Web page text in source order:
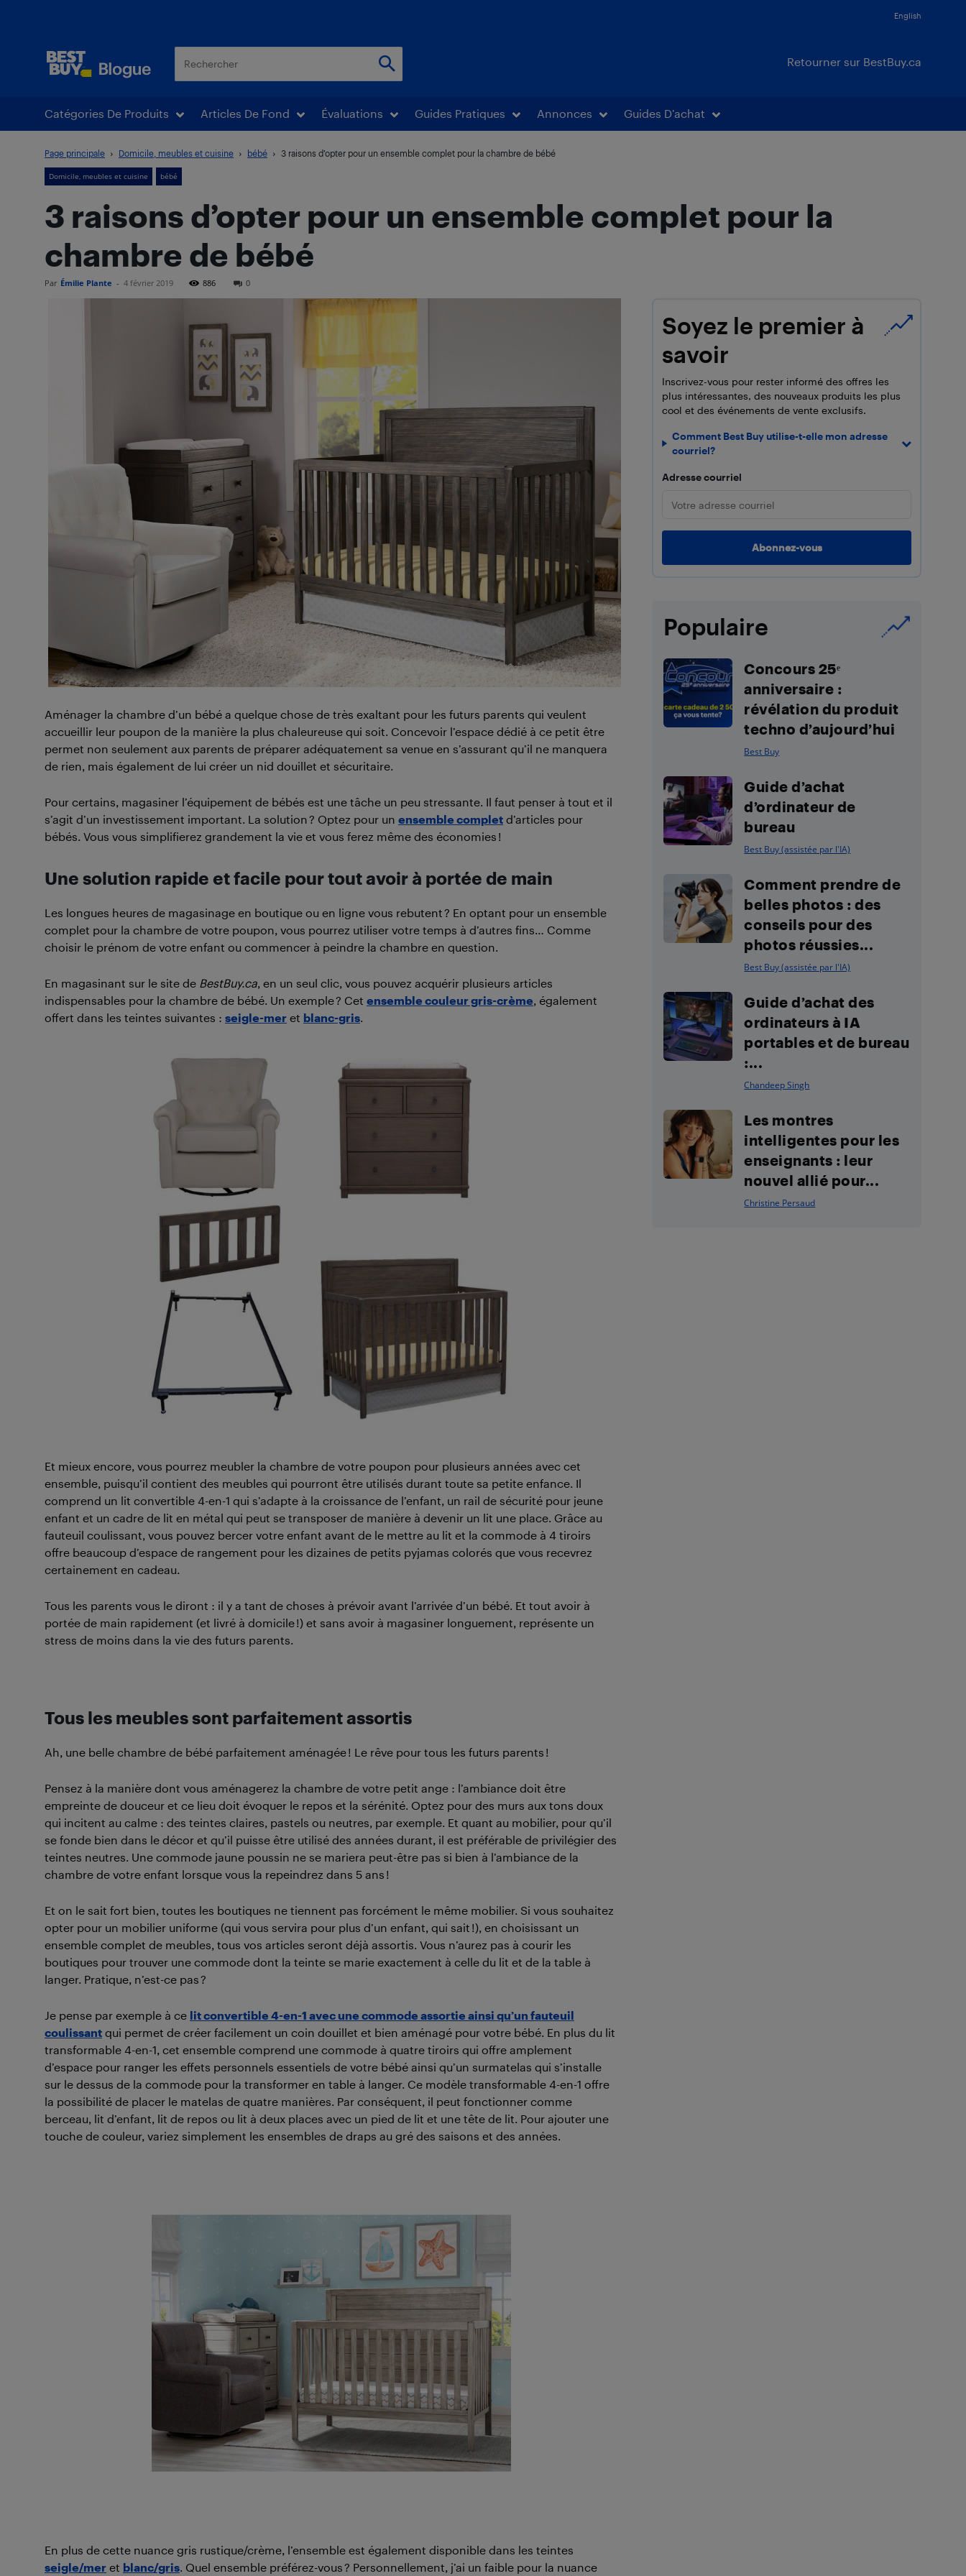
English
Retourner sur BestBuy.ca
Catégories De Produits Articles De Fond Évaluations Guides Pratiques Annonces Guides D’achat
Page principale Domicile, meubles et cuisine bébé 3 raisons d’opter pour un ensemble complet pour la chambre de bébé
Domicile, meubles et cuisine bébé
3 raisons d’opter pour un ensemble complet pour la
chambre de bébé
Par Émilie Plante - 4 février 2019 886 0
Aménager la chambre d’un bébé a quelque chose de très exaltant pour les futurs parents qui veulent
accueillir leur poupon de la manière la plus chaleureuse qui soit. Concevoir l’espace dédié à ce petit être
permet non seulement aux parents de préparer adéquatement sa venue en s’assurant qu’il ne manquera
de rien, mais également de lui créer un nid douillet et sécuritaire.
Pour certains, magasiner l’équipement de bébés est une tâche un peu stressante. Il faut penser à tout et il
s’agit d’un investissement important. La solution ? Optez pour un ensemble complet d’articles pour
bébés. Vous vous simplifierez grandement la vie et vous ferez même des économies !
Une solution rapide et facile pour tout avoir à portée de main
Les longues heures de magasinage en boutique ou en ligne vous rebutent ? En optant pour un ensemble
complet pour la chambre de votre poupon, vous pourrez utiliser votre temps à d’autres fins… Comme
choisir le prénom de votre enfant ou commencer à peindre la chambre en question.
En magasinant sur le site de BestBuy.ca , en un seul clic, vous pouvez acquérir plusieurs articles
indispensables pour la chambre de bébé. Un exemple ? Cet ensemble couleur gris-crème , également
offert dans les teintes suivantes : seigle-mer et blanc-gris
Et mieux encore, vous pourrez meubler la chambre de votre poupon pour plusieurs années avec cet
ensemble, puisqu’il contient des meubles qui pourront être utilisés durant toute sa petite enfance. Il
comprend un lit convertible 4-en-1 qui s’adapte à la croissance de l’enfant, un rail de sécurité pour jeune
enfant et un cadre de lit en métal qui peut se transposer de manière à devenir un lit une place. Grâce au
fauteuil coulissant, vous pouvez bercer votre enfant avant de le mettre au lit et la commode à 4 tiroirs
offre beaucoup d’espace de rangement pour les dizaines de petits pyjamas colorés que vous recevrez
certainement en cadeau.
Tous les parents vous le diront : il y a tant de choses à prévoir avant l’arrivée d’un bébé. Et tout avoir à
portée de main rapidement (et livré à domicile !) et sans avoir à magasiner longuement, représente un
stress de moins dans la vie des futurs parents.
Tous les meubles sont parfaitement assortis
Ah, une belle chambre de bébé parfaitement aménagée ! Le rêve pour tous les futurs parents !
Pensez à la manière dont vous aménagerez la chambre de votre petit ange : l’ambiance doit être
empreinte de douceur et ce lieu doit évoquer le repos et la sérénité. Optez pour des murs aux tons doux
qui incitent au calme : des teintes claires, pastels ou neutres, par exemple. Et quant au mobilier, pour qu’il
se fonde bien dans le décor et qu’il puisse être utilisé des années durant, il est préférable de privilégier des
teintes neutres. Une commode jaune poussin ne se mariera peut-être pas si bien à l’ambiance de la
chambre de votre enfant lorsque vous la repeindrez dans 5 ans !
Et on le sait fort bien, toutes les boutiques ne tiennent pas forcément le même mobilier. Si vous souhaitez
opter pour un mobilier uniforme (qui vous servira pour plus d’un enfant, qui sait !), en choisissant un
ensemble complet de meubles, tous vos articles seront déjà assortis. Vous n’aurez pas à courir les
boutiques pour trouver une commode dont la teinte se marie exactement à celle du lit et de la table à
langer. Pratique, n’est-ce pas ?
Je pense par exemple à ce lit convertible 4-en-1 avec une commode assortie ainsi qu’un fauteuil
coulissant qui permet de créer facilement un coin douillet et bien aménagé pour votre bébé. En plus du lit
transformable 4-en-1, cet ensemble comprend une commode à quatre tiroirs qui offre amplement
d’espace pour ranger les effets personnels essentiels de votre bébé ainsi qu’un surmatelas qui s’installe
sur le dessus de la commode pour la transformer en table à langer. Ce modèle transformable 4-en-1 offre
la possibilité de placer le matelas de quatre manières. Par conséquent, il peut fonctionner comme
berceau, lit d’enfant, lit de repos ou lit à deux places avec un pied de lit et une tête de lit. Pour ajouter une
touche de couleur, variez simplement les ensembles de draps au gré des saisons et des années.
En plus de cette nuance gris rustique/crème, l’ensemble est également disponible dans les teintes
seigle/mer et blanc/gris . Quel ensemble préférez-vous ? Personnellement, j’ai un faible pour la nuance
Soyez le premier à
savoir
Inscrivez-vous pour rester informé des offres les
plus intéressantes, des nouveaux produits les plus
cool et des événements de vente exclusifs.
Comment Best Buy utilise-t-elle mon adresse
courriel?
Adresse courriel
Populaire
Concours 25ᵉ
anniversaire :
révélation du produit
techno d’aujourd’hui
Best Buy
Guide d’achat
d’ordinateur de
bureau
Best Buy (assistée par l'IA)
Comment prendre de
belles photos : des
conseils pour des
photos réussies...
Best Buy (assistée par l'IA)
Guide d’achat des
ordinateurs à IA
portables et de bureau
:...
Chandeep Singh
Les montres
intelligentes pour les
enseignants : leur
nouvel allié pour...
Christine Persaud